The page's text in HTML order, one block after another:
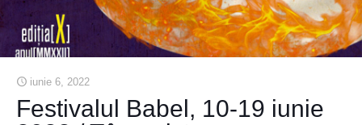
iunie 6, 2022
Festivalul Babel, 10-19 iunie